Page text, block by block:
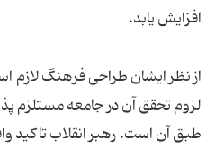
افزایش یابد.
از نظر ایشان طراحی فرهنگ لازم
لزوم تحقق آن در جامعه مستلزم
طبق آن است. رهبر انقلاب تاکید